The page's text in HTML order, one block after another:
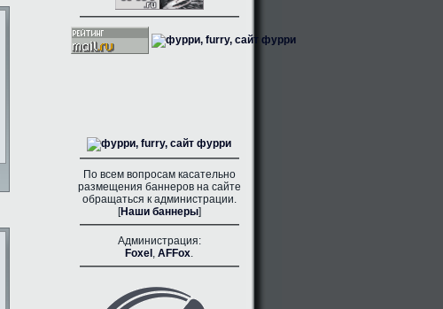
По всем вопросам касательно
размещения баннеров на сайте
обращаться к администрации.
[Наши баннеры]
Администрация:
Foxel , AFFox.